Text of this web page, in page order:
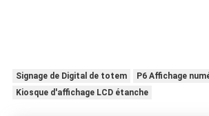
Signage de Digital de totem
P6 Affichage
Kiosque d'affichage LCD étanche